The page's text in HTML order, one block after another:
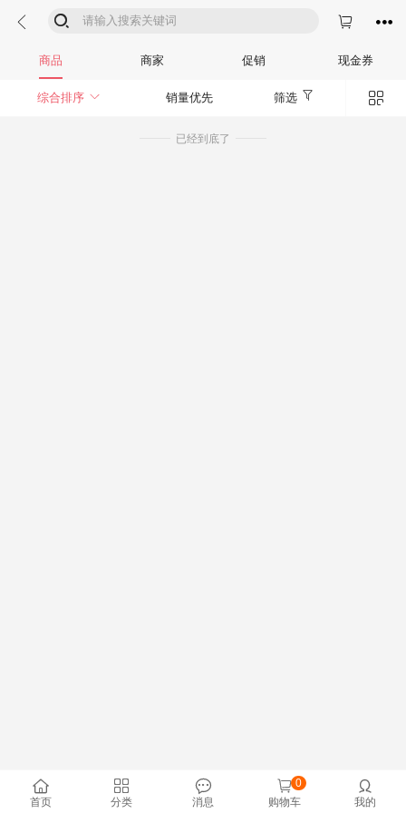
  

商品 商家 促销 现金券
综合排序  销量优先 筛选 
已经到底了

首页

分类

消息

购物车
0 
我的